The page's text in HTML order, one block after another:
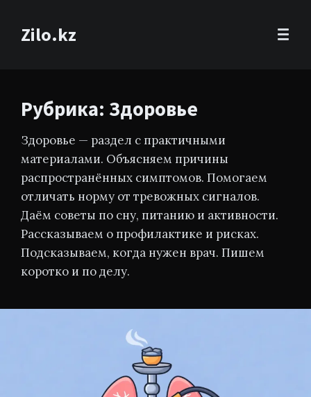
Zilo.kz
Рубрика: Здоровье
Здоровье — раздел с практичными
материалами. Объясняем причины
распространённых симптомов. Помогаем
отличать норму от тревожных сигналов.
Даём советы по сну, питанию и активности.
Рассказываем о профилактике и рисках.
Подсказываем, когда нужен врач. Пишем
коротко и по делу.